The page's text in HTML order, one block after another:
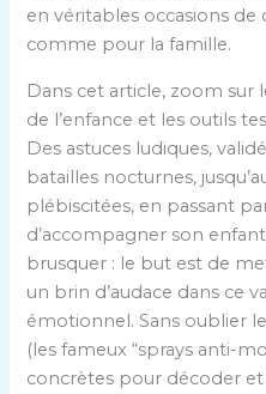
en véritables occasions de
comme pour la famille.
Dans cet article, zoom sur
de l’enfance et les outils
Des astuces ludiques,
batailles nocturnes,
plébiscitées, en passant
d’accompagner son
brusquer : le but est de
un brin d’audace dans ce
émotionnel. Sans oublier
(les fameux “sprays anti-
concrètes pour décoder